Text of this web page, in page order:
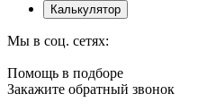
Калькулятор
Мы в соц. сетях:
Помощь в подборе
Закажите обратный звонок